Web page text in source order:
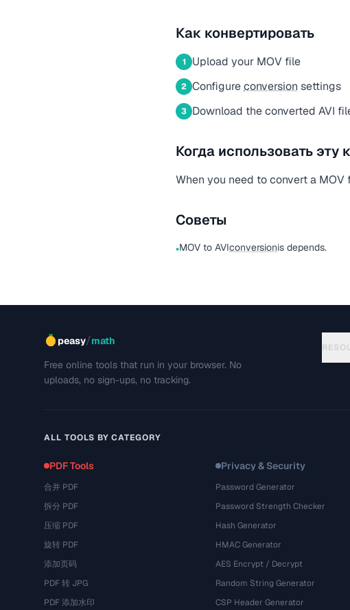
Как конвертировать
1 Upload your MOV file
2 Configureconversion settings
3 Download the converted AVI
Когда использовать эту
When you need to convert a
Советы
•MOV to AVIconversionis depends.
peasy/math
Free online tools that run in your browser. No
uploads, no sign-ups, no tracking.
ALL TOOLS BY CATEGORY
PDF Tools
合并 PDF
拆分 PDF
压缩 PDF
旋转 PDF
添加页码
PDF 转 JPG
PDF 添加水印
Privacy & Security
Password Generator
Password Strength Checker
Hash Generator
HMAC Generator
AES Encrypt / Decrypt
Random String Generator
CSP Header Generator